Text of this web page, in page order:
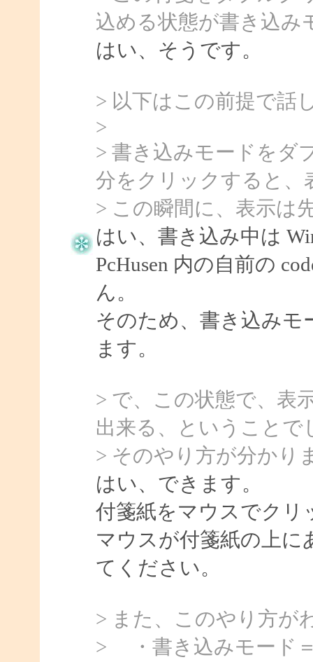
込める状態が書き込み
はい、そうです。
> 以下はこの前提で話
>
> 書き込みモードをダ
分をクリックすると、
> この瞬間に、表示は
はい、書き込み中は
PcHusen 内の自前の
ん。
そのため、書き込みモ
ます。
> で、この状態で、表
出来る、ということで
> そのやり方が分かり
はい、できます。
付箋紙をマウスでクリ
マウスが付箋紙の上
てください。
> また、このやり方が
> ・書き込みモード